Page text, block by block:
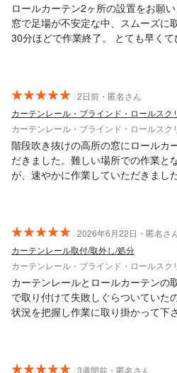
ロールカーテン2ヶ所の設置をお願
窓で足場が不安定な中、スムーズに
30分ほどで作業終了。 とても早く
後、確認してみると綺麗に設置さ
2日前・匿名さん
カーテンレール・ブラインド・ロールス
カーテンレール・ブラインド・ロールスク
階段吹き抜けの高所の窓にロールカ
だきました。難しい場所での作業と
が、速やかに作業していただきまし
2026年6月22日・匿名さ
カーテンレール取付/取外し/処分
カーテンレール・ブラインド・ロールスク
カーテンレールとロールカーテンの
で取り付けて失敗しぐらついていた
状況を把握し作業に取り掛かって下
くれました。物腰の柔らかい方で
3週間前・匿名さん